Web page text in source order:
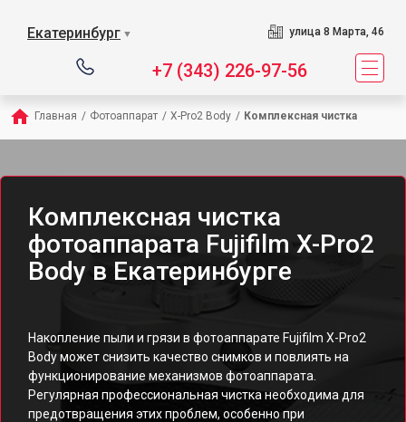
Екатеринбург ▼ улица 8 Марта, 46
+7 (343) 226-97-56
Главная / Фотоаппарат / X-Pro2 Body / Комплексная чистка
Комплексная чистка
фотоаппарата Fujifilm X-Pro2
Body в Екатеринбурге
Накопление пыли и грязи в фотоаппарате Fujifilm X-Pro2
Body может снизить качество снимков и повлиять на
функционирование механизмов фотоаппарата.
Регулярная профессиональная чистка необходима для
предотвращения этих проблем, особенно при